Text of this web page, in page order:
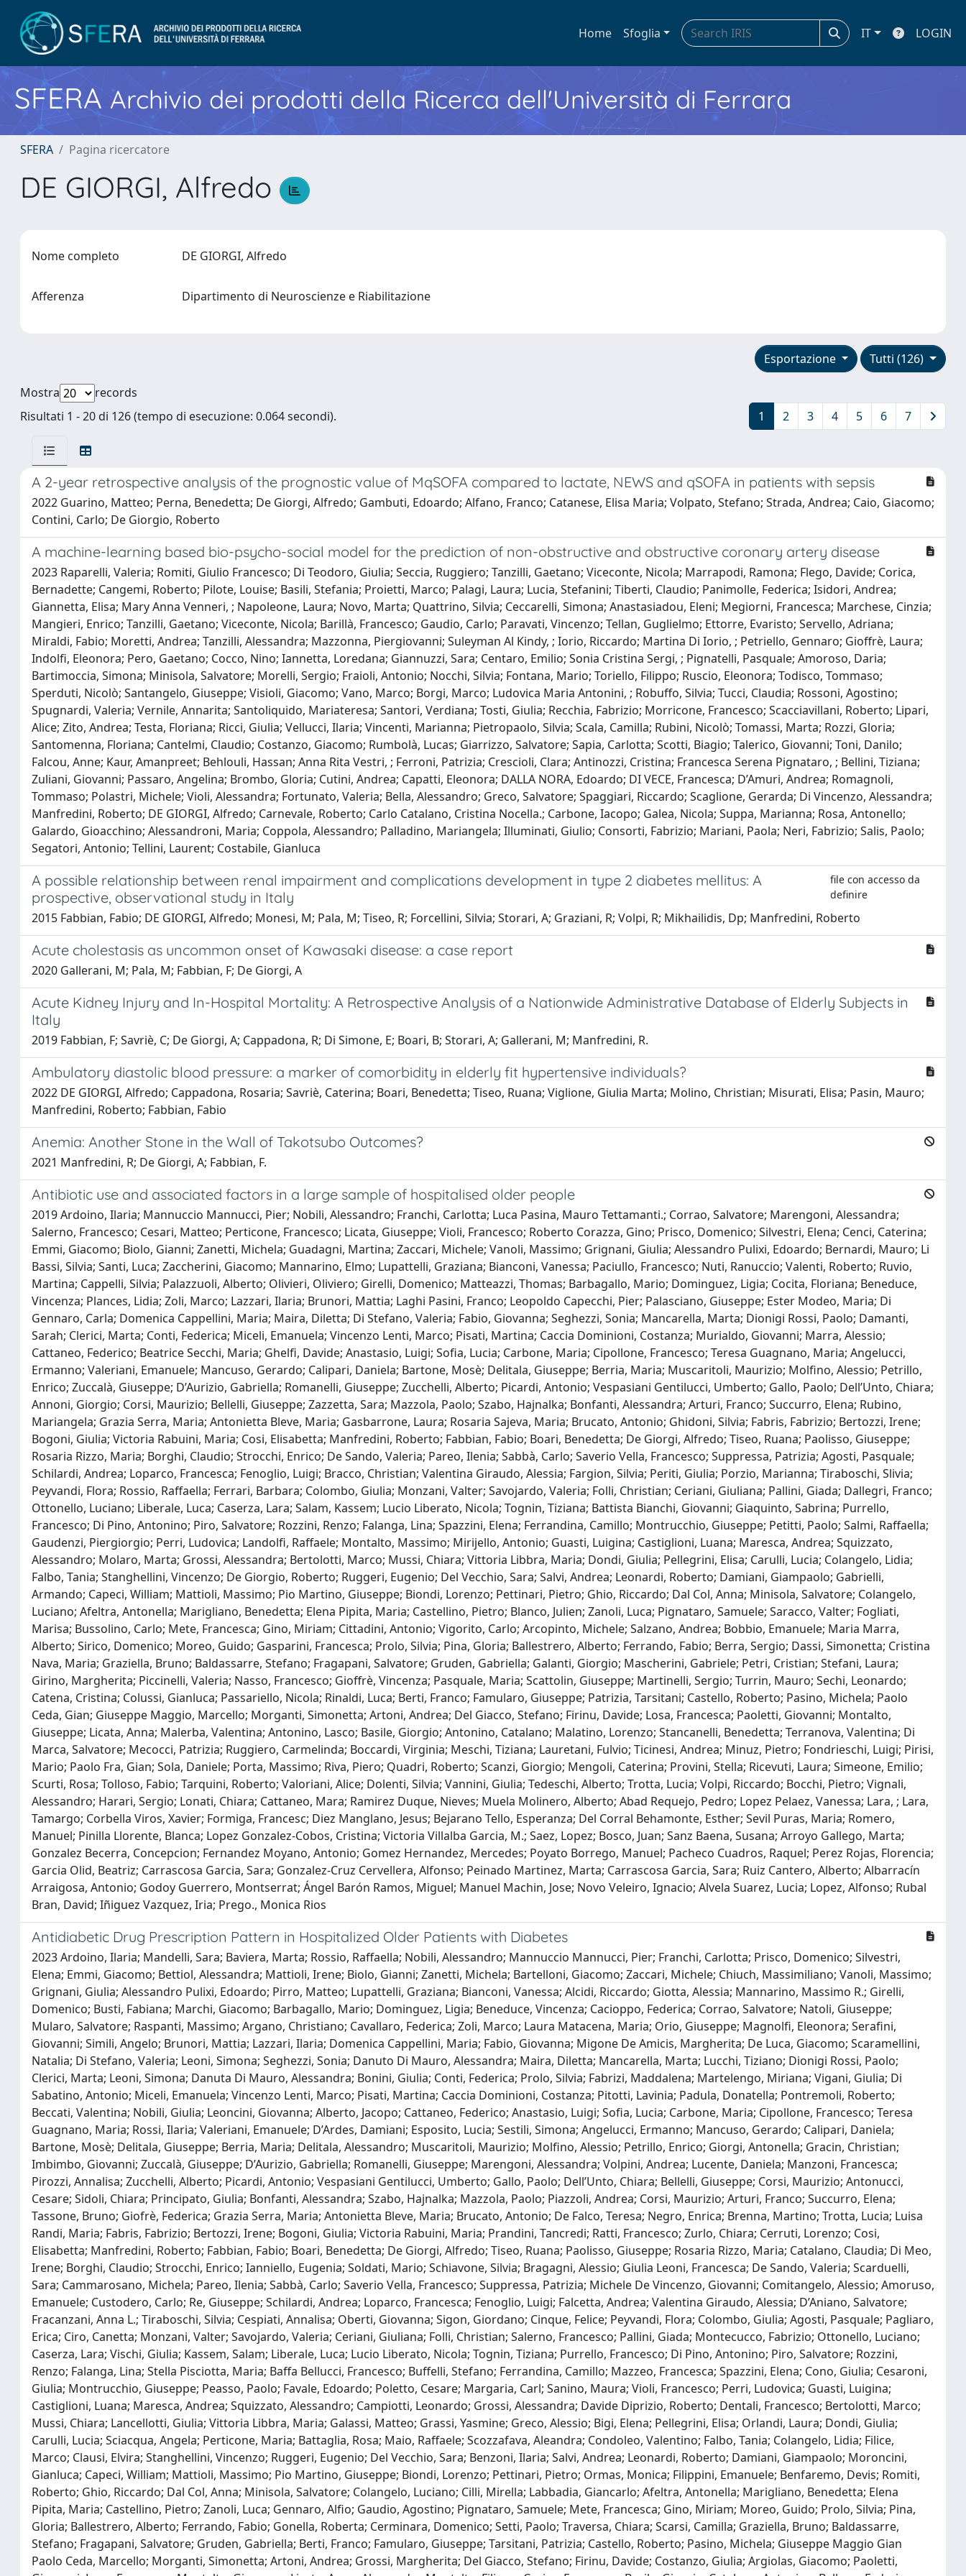
Home Sfoglia IT LOGIN
SFERA Archivio dei prodotti della Ricerca dell'Università di Ferrara
SFERA Pagina ricercatore
DE GIORGI, Alfredo
Nome completo DE GIORGI, Alfredo
Afferenza Dipartimento di Neuroscienze e Riabilitazione
Tutti (126)
Esportazione
Mostra
records
Risultati 1 - 20 di 126 (tempo di esecuzione: 0.064 secondi).
1 2 3 4 5 6 7
A 2-year retrospective analysis of the prognostic value of MqSOFA compared to lactate, NEWS and qSOFA in patients with sepsis
2022 Guarino, Matteo; Perna, Benedetta; De Giorgi, Alfredo; Gambuti, Edoardo; Alfano, Franco; Catanese, Elisa Maria; Volpato, Stefano; Strada, Andrea; Caio, Giacomo;
Contini, Carlo; De Giorgio, Roberto
A machine-learning based bio-psycho-social model for the prediction of non-obstructive and obstructive coronary artery disease
2023 Raparelli, Valeria; Romiti, Giulio Francesco; Di Teodoro, Giulia; Seccia, Ruggiero; Tanzilli, Gaetano; Viceconte, Nicola; Marrapodi, Ramona; Flego, Davide; Corica,
Bernadette; Cangemi, Roberto; Pilote, Louise; Basili, Stefania; Proietti, Marco; Palagi, Laura; Lucia, Stefanini; Tiberti, Claudio; Panimolle, Federica; Isidori, Andrea;
Giannetta, Elisa; Mary Anna Venneri, ; Napoleone, Laura; Novo, Marta; Quattrino, Silvia; Ceccarelli, Simona; Anastasiadou, Eleni; Megiorni, Francesca; Marchese, Cinzia;
Mangieri, Enrico; Tanzilli, Gaetano; Viceconte, Nicola; Barillà, Francesco; Gaudio, Carlo; Paravati, Vincenzo; Tellan, Guglielmo; Ettorre, Evaristo; Servello, Adriana;
Miraldi, Fabio; Moretti, Andrea; Tanzilli, Alessandra; Mazzonna, Piergiovanni; Suleyman Al Kindy, ; Iorio, Riccardo; Martina Di Iorio, ; Petriello, Gennaro; Gioffrè, Laura;
Indolfi, Eleonora; Pero, Gaetano; Cocco, Nino; Iannetta, Loredana; Giannuzzi, Sara; Centaro, Emilio; Sonia Cristina Sergi, ; Pignatelli, Pasquale; Amoroso, Daria;
Bartimoccia, Simona; Minisola, Salvatore; Morelli, Sergio; Fraioli, Antonio; Nocchi, Silvia; Fontana, Mario; Toriello, Filippo; Ruscio, Eleonora; Todisco, Tommaso;
Sperduti, Nicolò; Santangelo, Giuseppe; Visioli, Giacomo; Vano, Marco; Borgi, Marco; Ludovica Maria Antonini, ; Robuffo, Silvia; Tucci, Claudia; Rossoni, Agostino;
Spugnardi, Valeria; Vernile, Annarita; Santoliquido, Mariateresa; Santori, Verdiana; Tosti, Giulia; Recchia, Fabrizio; Morricone, Francesco; Scacciavillani, Roberto; Lipari,
Alice; Zito, Andrea; Testa, Floriana; Ricci, Giulia; Vellucci, Ilaria; Vincenti, Marianna; Pietropaolo, Silvia; Scala, Camilla; Rubini, Nicolò; Tomassi, Marta; Rozzi, Gloria;
Santomenna, Floriana; Cantelmi, Claudio; Costanzo, Giacomo; Rumbolà, Lucas; Giarrizzo, Salvatore; Sapia, Carlotta; Scotti, Biagio; Talerico, Giovanni; Toni, Danilo;
Falcou, Anne; Kaur, Amanpreet; Behlouli, Hassan; Anna Rita Vestri, ; Ferroni, Patrizia; Crescioli, Clara; Antinozzi, Cristina; Francesca Serena Pignataro, ; Bellini, Tiziana;
Zuliani, Giovanni; Passaro, Angelina; Brombo, Gloria; Cutini, Andrea; Capatti, Eleonora; DALLA NORA, Edoardo; DI VECE, Francesca; D’Amuri, Andrea; Romagnoli,
Tommaso; Polastri, Michele; Violi, Alessandra; Fortunato, Valeria; Bella, Alessandro; Greco, Salvatore; Spaggiari, Riccardo; Scaglione, Gerarda; Di Vincenzo, Alessandra;
Manfredini, Roberto; DE GIORGI, Alfredo; Carnevale, Roberto; Carlo Catalano, Cristina Nocella.; Carbone, Iacopo; Galea, Nicola; Suppa, Marianna; Rosa, Antonello;
Galardo, Gioacchino; Alessandroni, Maria; Coppola, Alessandro; Palladino, Mariangela; Illuminati, Giulio; Consorti, Fabrizio; Mariani, Paola; Neri, Fabrizio; Salis, Paolo;
Segatori, Antonio; Tellini, Laurent; Costabile, Gianluca
A possible relationship between renal impairment and complications development in type 2 diabetes mellitus: A
prospective, observational study in Italy
file con accesso da
definire
2015 Fabbian, Fabio; DE GIORGI, Alfredo; Monesi, M; Pala, M; Tiseo, R; Forcellini, Silvia; Storari, A; Graziani, R; Volpi, R; Mikhailidis, Dp; Manfredini, Roberto
Acute cholestasis as uncommon onset of Kawasaki disease: a case report
2020 Gallerani, M; Pala, M; Fabbian, F; De Giorgi, A
Acute Kidney Injury and In-Hospital Mortality: A Retrospective Analysis of a Nationwide Administrative Database of Elderly Subjects in
Italy
2019 Fabbian, F; Savriè, C; De Giorgi, A; Cappadona, R; Di Simone, E; Boari, B; Storari, A; Gallerani, M; Manfredini, R.
Ambulatory diastolic blood pressure: a marker of comorbidity in elderly fit hypertensive individuals?
2022 DE GIORGI, Alfredo; Cappadona, Rosaria; Savriè, Caterina; Boari, Benedetta; Tiseo, Ruana; Viglione, Giulia Marta; Molino, Christian; Misurati, Elisa; Pasin, Mauro;
Manfredini, Roberto; Fabbian, Fabio
Anemia: Another Stone in the Wall of Takotsubo Outcomes?
2021 Manfredini, R; De Giorgi, A; Fabbian, F.
Antibiotic use and associated factors in a large sample of hospitalised older people
2019 Ardoino, Ilaria; Mannuccio Mannucci, Pier; Nobili, Alessandro; Franchi, Carlotta; Luca Pasina, Mauro Tettamanti.; Corrao, Salvatore; Marengoni, Alessandra;
Salerno, Francesco; Cesari, Matteo; Perticone, Francesco; Licata, Giuseppe; Violi, Francesco; Roberto Corazza, Gino; Prisco, Domenico; Silvestri, Elena; Cenci, Caterina;
Emmi, Giacomo; Biolo, Gianni; Zanetti, Michela; Guadagni, Martina; Zaccari, Michele; Vanoli, Massimo; Grignani, Giulia; Alessandro Pulixi, Edoardo; Bernardi, Mauro; Li
Bassi, Silvia; Santi, Luca; Zaccherini, Giacomo; Mannarino, Elmo; Lupattelli, Graziana; Bianconi, Vanessa; Paciullo, Francesco; Nuti, Ranuccio; Valenti, Roberto; Ruvio,
Martina; Cappelli, Silvia; Palazzuoli, Alberto; Olivieri, Oliviero; Girelli, Domenico; Matteazzi, Thomas; Barbagallo, Mario; Dominguez, Ligia; Cocita, Floriana; Beneduce,
Vincenza; Plances, Lidia; Zoli, Marco; Lazzari, Ilaria; Brunori, Mattia; Laghi Pasini, Franco; Leopoldo Capecchi, Pier; Palasciano, Giuseppe; Ester Modeo, Maria; Di
Gennaro, Carla; Domenica Cappellini, Maria; Maira, Diletta; Di Stefano, Valeria; Fabio, Giovanna; Seghezzi, Sonia; Mancarella, Marta; Dionigi Rossi, Paolo; Damanti,
Sarah; Clerici, Marta; Conti, Federica; Miceli, Emanuela; Vincenzo Lenti, Marco; Pisati, Martina; Caccia Dominioni, Costanza; Murialdo, Giovanni; Marra, Alessio;
Cattaneo, Federico; Beatrice Secchi, Maria; Ghelfi, Davide; Anastasio, Luigi; Sofia, Lucia; Carbone, Maria; Cipollone, Francesco; Teresa Guagnano, Maria; Angelucci,
Ermanno; Valeriani, Emanuele; Mancuso, Gerardo; Calipari, Daniela; Bartone, Mosè; Delitala, Giuseppe; Berria, Maria; Muscaritoli, Maurizio; Molfino, Alessio; Petrillo,
Enrico; Zuccalà, Giuseppe; D’Aurizio, Gabriella; Romanelli, Giuseppe; Zucchelli, Alberto; Picardi, Antonio; Vespasiani Gentilucci, Umberto; Gallo, Paolo; Dell’Unto, Chiara;
Annoni, Giorgio; Corsi, Maurizio; Bellelli, Giuseppe; Zazzetta, Sara; Mazzola, Paolo; Szabo, Hajnalka; Bonfanti, Alessandra; Arturi, Franco; Succurro, Elena; Rubino,
Mariangela; Grazia Serra, Maria; Antonietta Bleve, Maria; Gasbarrone, Laura; Rosaria Sajeva, Maria; Brucato, Antonio; Ghidoni, Silvia; Fabris, Fabrizio; Bertozzi, Irene;
Bogoni, Giulia; Victoria Rabuini, Maria; Cosi, Elisabetta; Manfredini, Roberto; Fabbian, Fabio; Boari, Benedetta; De Giorgi, Alfredo; Tiseo, Ruana; Paolisso, Giuseppe;
Rosaria Rizzo, Maria; Borghi, Claudio; Strocchi, Enrico; De Sando, Valeria; Pareo, Ilenia; Sabbà, Carlo; Saverio Vella, Francesco; Suppressa, Patrizia; Agosti, Pasquale;
Schilardi, Andrea; Loparco, Francesca; Fenoglio, Luigi; Bracco, Christian; Valentina Giraudo, Alessia; Fargion, Silvia; Periti, Giulia; Porzio, Marianna; Tiraboschi, Slivia;
Peyvandi, Flora; Rossio, Raffaella; Ferrari, Barbara; Colombo, Giulia; Monzani, Valter; Savojardo, Valeria; Folli, Christian; Ceriani, Giuliana; Pallini, Giada; Dallegri, Franco;
Ottonello, Luciano; Liberale, Luca; Caserza, Lara; Salam, Kassem; Lucio Liberato, Nicola; Tognin, Tiziana; Battista Bianchi, Giovanni; Giaquinto, Sabrina; Purrello,
Francesco; Di Pino, Antonino; Piro, Salvatore; Rozzini, Renzo; Falanga, Lina; Spazzini, Elena; Ferrandina, Camillo; Montrucchio, Giuseppe; Petitti, Paolo; Salmi, Raffaella;
Gaudenzi, Piergiorgio; Perri, Ludovica; Landolfi, Raffaele; Montalto, Massimo; Mirijello, Antonio; Guasti, Luigina; Castiglioni, Luana; Maresca, Andrea; Squizzato,
Alessandro; Molaro, Marta; Grossi, Alessandra; Bertolotti, Marco; Mussi, Chiara; Vittoria Libbra, Maria; Dondi, Giulia; Pellegrini, Elisa; Carulli, Lucia; Colangelo, Lidia;
Falbo, Tania; Stanghellini, Vincenzo; De Giorgio, Roberto; Ruggeri, Eugenio; Del Vecchio, Sara; Salvi, Andrea; Leonardi, Roberto; Damiani, Giampaolo; Gabrielli,
Armando; Capeci, William; Mattioli, Massimo; Pio Martino, Giuseppe; Biondi, Lorenzo; Pettinari, Pietro; Ghio, Riccardo; Dal Col, Anna; Minisola, Salvatore; Colangelo,
Luciano; Afeltra, Antonella; Marigliano, Benedetta; Elena Pipita, Maria; Castellino, Pietro; Blanco, Julien; Zanoli, Luca; Pignataro, Samuele; Saracco, Valter; Fogliati,
Marisa; Bussolino, Carlo; Mete, Francesca; Gino, Miriam; Cittadini, Antonio; Vigorito, Carlo; Arcopinto, Michele; Salzano, Andrea; Bobbio, Emanuele; Maria Marra,
Alberto; Sirico, Domenico; Moreo, Guido; Gasparini, Francesca; Prolo, Silvia; Pina, Gloria; Ballestrero, Alberto; Ferrando, Fabio; Berra, Sergio; Dassi, Simonetta; Cristina
Nava, Maria; Graziella, Bruno; Baldassarre, Stefano; Fragapani, Salvatore; Gruden, Gabriella; Galanti, Giorgio; Mascherini, Gabriele; Petri, Cristian; Stefani, Laura;
Girino, Margherita; Piccinelli, Valeria; Nasso, Francesco; Gioffrè, Vincenza; Pasquale, Maria; Scattolin, Giuseppe; Martinelli, Sergio; Turrin, Mauro; Sechi, Leonardo;
Catena, Cristina; Colussi, Gianluca; Passariello, Nicola; Rinaldi, Luca; Berti, Franco; Famularo, Giuseppe; Patrizia, Tarsitani; Castello, Roberto; Pasino, Michela; Paolo
Ceda, Gian; Giuseppe Maggio, Marcello; Morganti, Simonetta; Artoni, Andrea; Del Giacco, Stefano; Firinu, Davide; Losa, Francesca; Paoletti, Giovanni; Montalto,
Giuseppe; Licata, Anna; Malerba, Valentina; Antonino, Lasco; Basile, Giorgio; Antonino, Catalano; Malatino, Lorenzo; Stancanelli, Benedetta; Terranova, Valentina; Di
Marca, Salvatore; Mecocci, Patrizia; Ruggiero, Carmelinda; Boccardi, Virginia; Meschi, Tiziana; Lauretani, Fulvio; Ticinesi, Andrea; Minuz, Pietro; Fondrieschi, Luigi; Pirisi,
Mario; Paolo Fra, Gian; Sola, Daniele; Porta, Massimo; Riva, Piero; Quadri, Roberto; Scanzi, Giorgio; Mengoli, Caterina; Provini, Stella; Ricevuti, Laura; Simeone, Emilio;
Scurti, Rosa; Tolloso, Fabio; Tarquini, Roberto; Valoriani, Alice; Dolenti, Silvia; Vannini, Giulia; Tedeschi, Alberto; Trotta, Lucia; Volpi, Riccardo; Bocchi, Pietro; Vignali,
Alessandro; Harari, Sergio; Lonati, Chiara; Cattaneo, Mara; Ramirez Duque, Nieves; Muela Molinero, Alberto; Abad Requejo, Pedro; Lopez Pelaez, Vanessa; Lara, ; Lara,
Tamargo; Corbella Viros, Xavier; Formiga, Francesc; Diez Manglano, Jesus; Bejarano Tello, Esperanza; Del Corral Behamonte, Esther; Sevil Puras, Maria; Romero,
Manuel; Pinilla Llorente, Blanca; Lopez Gonzalez-Cobos, Cristina; Victoria Villalba Garcia, M.; Saez, Lopez; Bosco, Juan; Sanz Baena, Susana; Arroyo Gallego, Marta;
Gonzalez Becerra, Concepcion; Fernandez Moyano, Antonio; Gomez Hernandez, Mercedes; Poyato Borrego, Manuel; Pacheco Cuadros, Raquel; Perez Rojas, Florencia;
Garcia Olid, Beatriz; Carrascosa Garcia, Sara; Gonzalez-Cruz Cervellera, Alfonso; Peinado Martinez, Marta; Carrascosa Garcia, Sara; Ruiz Cantero, Alberto; Albarracín
Arraigosa, Antonio; Godoy Guerrero, Montserrat; Ángel Barón Ramos, Miguel; Manuel Machin, Jose; Novo Veleiro, Ignacio; Alvela Suarez, Lucia; Lopez, Alfonso; Rubal
Bran, David; Iñiguez Vazquez, Iria; Prego., Monica Rios
Antidiabetic Drug Prescription Pattern in Hospitalized Older Patients with Diabetes
2023 Ardoino, Ilaria; Mandelli, Sara; Baviera, Marta; Rossio, Raffaella; Nobili, Alessandro; Mannuccio Mannucci, Pier; Franchi, Carlotta; Prisco, Domenico; Silvestri,
Elena; Emmi, Giacomo; Bettiol, Alessandra; Mattioli, Irene; Biolo, Gianni; Zanetti, Michela; Bartelloni, Giacomo; Zaccari, Michele; Chiuch, Massimiliano; Vanoli, Massimo;
Grignani, Giulia; Alessandro Pulixi, Edoardo; Pirro, Matteo; Lupattelli, Graziana; Bianconi, Vanessa; Alcidi, Riccardo; Giotta, Alessia; Mannarino, Massimo R.; Girelli,
Domenico; Busti, Fabiana; Marchi, Giacomo; Barbagallo, Mario; Dominguez, Ligia; Beneduce, Vincenza; Cacioppo, Federica; Corrao, Salvatore; Natoli, Giuseppe;
Mularo, Salvatore; Raspanti, Massimo; Argano, Christiano; Cavallaro, Federica; Zoli, Marco; Laura Matacena, Maria; Orio, Giuseppe; Magnolfi, Eleonora; Serafini,
Giovanni; Simili, Angelo; Brunori, Mattia; Lazzari, Ilaria; Domenica Cappellini, Maria; Fabio, Giovanna; Migone De Amicis, Margherita; De Luca, Giacomo; Scaramellini,
Natalia; Di Stefano, Valeria; Leoni, Simona; Seghezzi, Sonia; Danuto Di Mauro, Alessandra; Maira, Diletta; Mancarella, Marta; Lucchi, Tiziano; Dionigi Rossi, Paolo;
Clerici, Marta; Leoni, Simona; Danuta Di Mauro, Alessandra; Bonini, Giulia; Conti, Federica; Prolo, Silvia; Fabrizi, Maddalena; Martelengo, Miriana; Vigani, Giulia; Di
Sabatino, Antonio; Miceli, Emanuela; Vincenzo Lenti, Marco; Pisati, Martina; Caccia Dominioni, Costanza; Pitotti, Lavinia; Padula, Donatella; Pontremoli, Roberto;
Beccati, Valentina; Nobili, Giulia; Leoncini, Giovanna; Alberto, Jacopo; Cattaneo, Federico; Anastasio, Luigi; Sofia, Lucia; Carbone, Maria; Cipollone, Francesco; Teresa
Guagnano, Maria; Rossi, Ilaria; Valeriani, Emanuele; D’Ardes, Damiani; Esposito, Lucia; Sestili, Simona; Angelucci, Ermanno; Mancuso, Gerardo; Calipari, Daniela;
Bartone, Mosè; Delitala, Giuseppe; Berria, Maria; Delitala, Alessandro; Muscaritoli, Maurizio; Molfino, Alessio; Petrillo, Enrico; Giorgi, Antonella; Gracin, Christian;
Imbimbo, Giovanni; Zuccalà, Giuseppe; D’Aurizio, Gabriella; Romanelli, Giuseppe; Marengoni, Alessandra; Volpini, Andrea; Lucente, Daniela; Manzoni, Francesca;
Pirozzi, Annalisa; Zucchelli, Alberto; Picardi, Antonio; Vespasiani Gentilucci, Umberto; Gallo, Paolo; Dell’Unto, Chiara; Bellelli, Giuseppe; Corsi, Maurizio; Antonucci,
Cesare; Sidoli, Chiara; Principato, Giulia; Bonfanti, Alessandra; Szabo, Hajnalka; Mazzola, Paolo; Piazzoli, Andrea; Corsi, Maurizio; Arturi, Franco; Succurro, Elena;
Tassone, Bruno; Giofrè, Federica; Grazia Serra, Maria; Antonietta Bleve, Maria; Brucato, Antonio; De Falco, Teresa; Negro, Enrica; Brenna, Martino; Trotta, Lucia; Luisa
Randi, Maria; Fabris, Fabrizio; Bertozzi, Irene; Bogoni, Giulia; Victoria Rabuini, Maria; Prandini, Tancredi; Ratti, Francesco; Zurlo, Chiara; Cerruti, Lorenzo; Cosi,
Elisabetta; Manfredini, Roberto; Fabbian, Fabio; Boari, Benedetta; De Giorgi, Alfredo; Tiseo, Ruana; Paolisso, Giuseppe; Rosaria Rizzo, Maria; Catalano, Claudia; Di Meo,
Irene; Borghi, Claudio; Strocchi, Enrico; Ianniello, Eugenia; Soldati, Mario; Schiavone, Silvia; Bragagni, Alessio; Giulia Leoni, Francesca; De Sando, Valeria; Scarduelli,
Sara; Cammarosano, Michela; Pareo, Ilenia; Sabbà, Carlo; Saverio Vella, Francesco; Suppressa, Patrizia; Michele De Vincenzo, Giovanni; Comitangelo, Alessio; Amoruso,
Emanuele; Custodero, Carlo; Re, Giuseppe; Schilardi, Andrea; Loparco, Francesca; Fenoglio, Luigi; Falcetta, Andrea; Valentina Giraudo, Alessia; D’Aniano, Salvatore;
Fracanzani, Anna L.; Tiraboschi, Silvia; Cespiati, Annalisa; Oberti, Giovanna; Sigon, Giordano; Cinque, Felice; Peyvandi, Flora; Colombo, Giulia; Agosti, Pasquale; Pagliaro,
Erica; Ciro, Canetta; Monzani, Valter; Savojardo, Valeria; Ceriani, Giuliana; Folli, Christian; Salerno, Francesco; Pallini, Giada; Montecucco, Fabrizio; Ottonello, Luciano;
Caserza, Lara; Vischi, Giulia; Kassem, Salam; Liberale, Luca; Lucio Liberato, Nicola; Tognin, Tiziana; Purrello, Francesco; Di Pino, Antonino; Piro, Salvatore; Rozzini,
Renzo; Falanga, Lina; Stella Pisciotta, Maria; Baffa Bellucci, Francesco; Buffelli, Stefano; Ferrandina, Camillo; Mazzeo, Francesca; Spazzini, Elena; Cono, Giulia; Cesaroni,
Giulia; Montrucchio, Giuseppe; Peasso, Paolo; Favale, Edoardo; Poletto, Cesare; Margaria, Carl; Sanino, Maura; Violi, Francesco; Perri, Ludovica; Guasti, Luigina;
Castiglioni, Luana; Maresca, Andrea; Squizzato, Alessandro; Campiotti, Leonardo; Grossi, Alessandra; Davide Diprizio, Roberto; Dentali, Francesco; Bertolotti, Marco;
Mussi, Chiara; Lancellotti, Giulia; Vittoria Libbra, Maria; Galassi, Matteo; Grassi, Yasmine; Greco, Alessio; Bigi, Elena; Pellegrini, Elisa; Orlandi, Laura; Dondi, Giulia;
Carulli, Lucia; Sciacqua, Angela; Perticone, Maria; Battaglia, Rosa; Maio, Raffaele; Scozzafava, Aleandra; Condoleo, Valentino; Falbo, Tania; Colangelo, Lidia; Filice,
Marco; Clausi, Elvira; Stanghellini, Vincenzo; Ruggeri, Eugenio; Del Vecchio, Sara; Benzoni, Ilaria; Salvi, Andrea; Leonardi, Roberto; Damiani, Giampaolo; Moroncini,
Gianluca; Capeci, William; Mattioli, Massimo; Pio Martino, Giuseppe; Biondi, Lorenzo; Pettinari, Pietro; Ormas, Monica; Filippini, Emanuele; Benfaremo, Devis; Romiti,
Roberto; Ghio, Riccardo; Dal Col, Anna; Minisola, Salvatore; Colangelo, Luciano; Cilli, Mirella; Labbadia, Giancarlo; Afeltra, Antonella; Marigliano, Benedetta; Elena
Pipita, Maria; Castellino, Pietro; Zanoli, Luca; Gennaro, Alfio; Gaudio, Agostino; Pignataro, Samuele; Mete, Francesca; Gino, Miriam; Moreo, Guido; Prolo, Silvia; Pina,
Gloria; Ballestrero, Alberto; Ferrando, Fabio; Gonella, Roberta; Cerminara, Domenico; Setti, Paolo; Traversa, Chiara; Scarsi, Camilla; Graziella, Bruno; Baldassarre,
Stefano; Fragapani, Salvatore; Gruden, Gabriella; Berti, Franco; Famularo, Giuseppe; Tarsitani, Patrizia; Castello, Roberto; Pasino, Michela; Giuseppe Maggio Gian
Paolo Ceda, Marcello; Morganti, Simonetta; Artoni, Andrea; Grossi, Margherita; Del Giacco, Stefano; Firinu, Davide; Costanzo, Giulia; Argiolas, Giacomo; Paoletti,